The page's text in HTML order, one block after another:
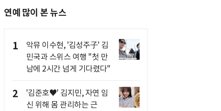
연예 많이 본 뉴스
1
악뮤 이수현, '김성주子' 김
민국과 스위스 여행 "첫 만
남에 2시간 넘게 기다렸다"
2
'김준호♥' 김지민, 자연 임
신 위해 몸 관리하는 근